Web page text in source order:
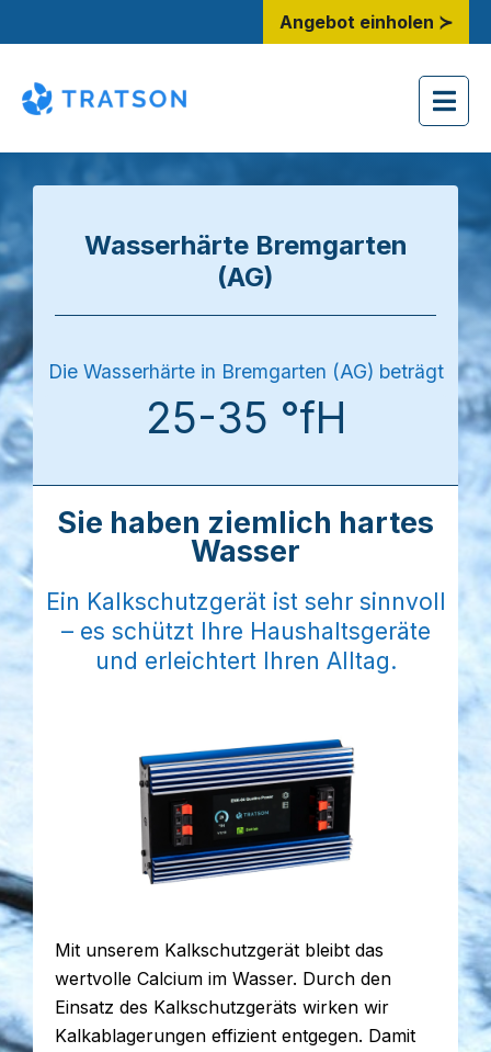
Angebot einholen ≻
Wasserhärte Bremgarten
(AG)
Die Wasserhärte in Bremgarten (AG) beträgt
25-35 °fH
Sie haben ziemlich hartes
Wasser
Ein Kalkschutzgerät ist sehr sinnvoll
– es schützt Ihre Haushaltsgeräte
und erleichtert Ihren Alltag.
Mit unserem Kalkschutzgerät bleibt das
wertvolle Calcium im Wasser. Durch den
Einsatz des Kalkschutzgeräts wirken wir
Kalkablagerungen effizient entgegen. Damit